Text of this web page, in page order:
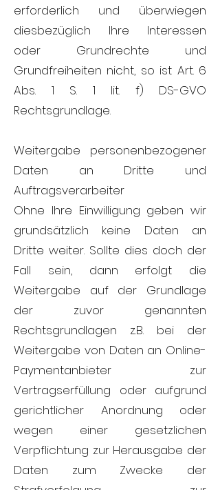
erforderlich und überwiegen
diesbezüglich Ihre Interessen
oder Grundrechte und
Grundfreiheiten nicht, so ist Art. 6
Abs. 1 S. 1 lit. f) DS-GVO
Rechtsgrundlage.
Weitergabe personenbezogener
Daten an Dritte und
Auftragsverarbeiter
Ohne Ihre Einwilligung geben wir
grundsätzlich keine Daten an
Dritte weiter. Sollte dies doch der
Fall sein, dann erfolgt die
Weitergabe auf der Grundlage
der zuvor genannten
Rechtsgrundlagen z.B. bei der
Weitergabe von Daten an Online-
Paymentanbieter zur
Vertragserfüllung oder aufgrund
gerichtlicher Anordnung oder
wegen einer gesetzlichen
Verpflichtung zur Herausgabe der
Daten zum Zwecke der